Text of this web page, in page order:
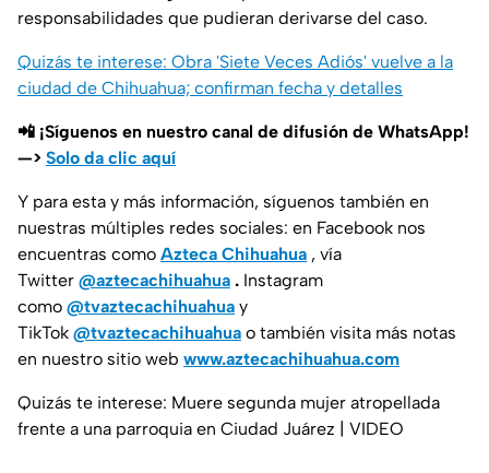
responsabilidades que pudieran derivarse del caso.
Quizás te interese: Obra 'Siete Veces Adiós' vuelve a la
ciudad de Chihuahua; confirman fecha y detalles
📲 ¡Síguenos en nuestro canal de difusión de WhatsApp!
—> Solo da clic aquí
Y para esta y más información, síguenos también en
nuestras múltiples redes sociales: en Facebook nos
encuentras como Azteca Chihuahua , vía
Twitter @aztecachihuahua . Instagram
como @tvaztecachihuahua y
TikTok @tvaztecachihuahua o también visita más notas
en nuestro sitio web www.aztecachihuahua.com
Quizás te interese: Muere segunda mujer atropellada
frente a una parroquia en Ciudad Juárez | VIDEO